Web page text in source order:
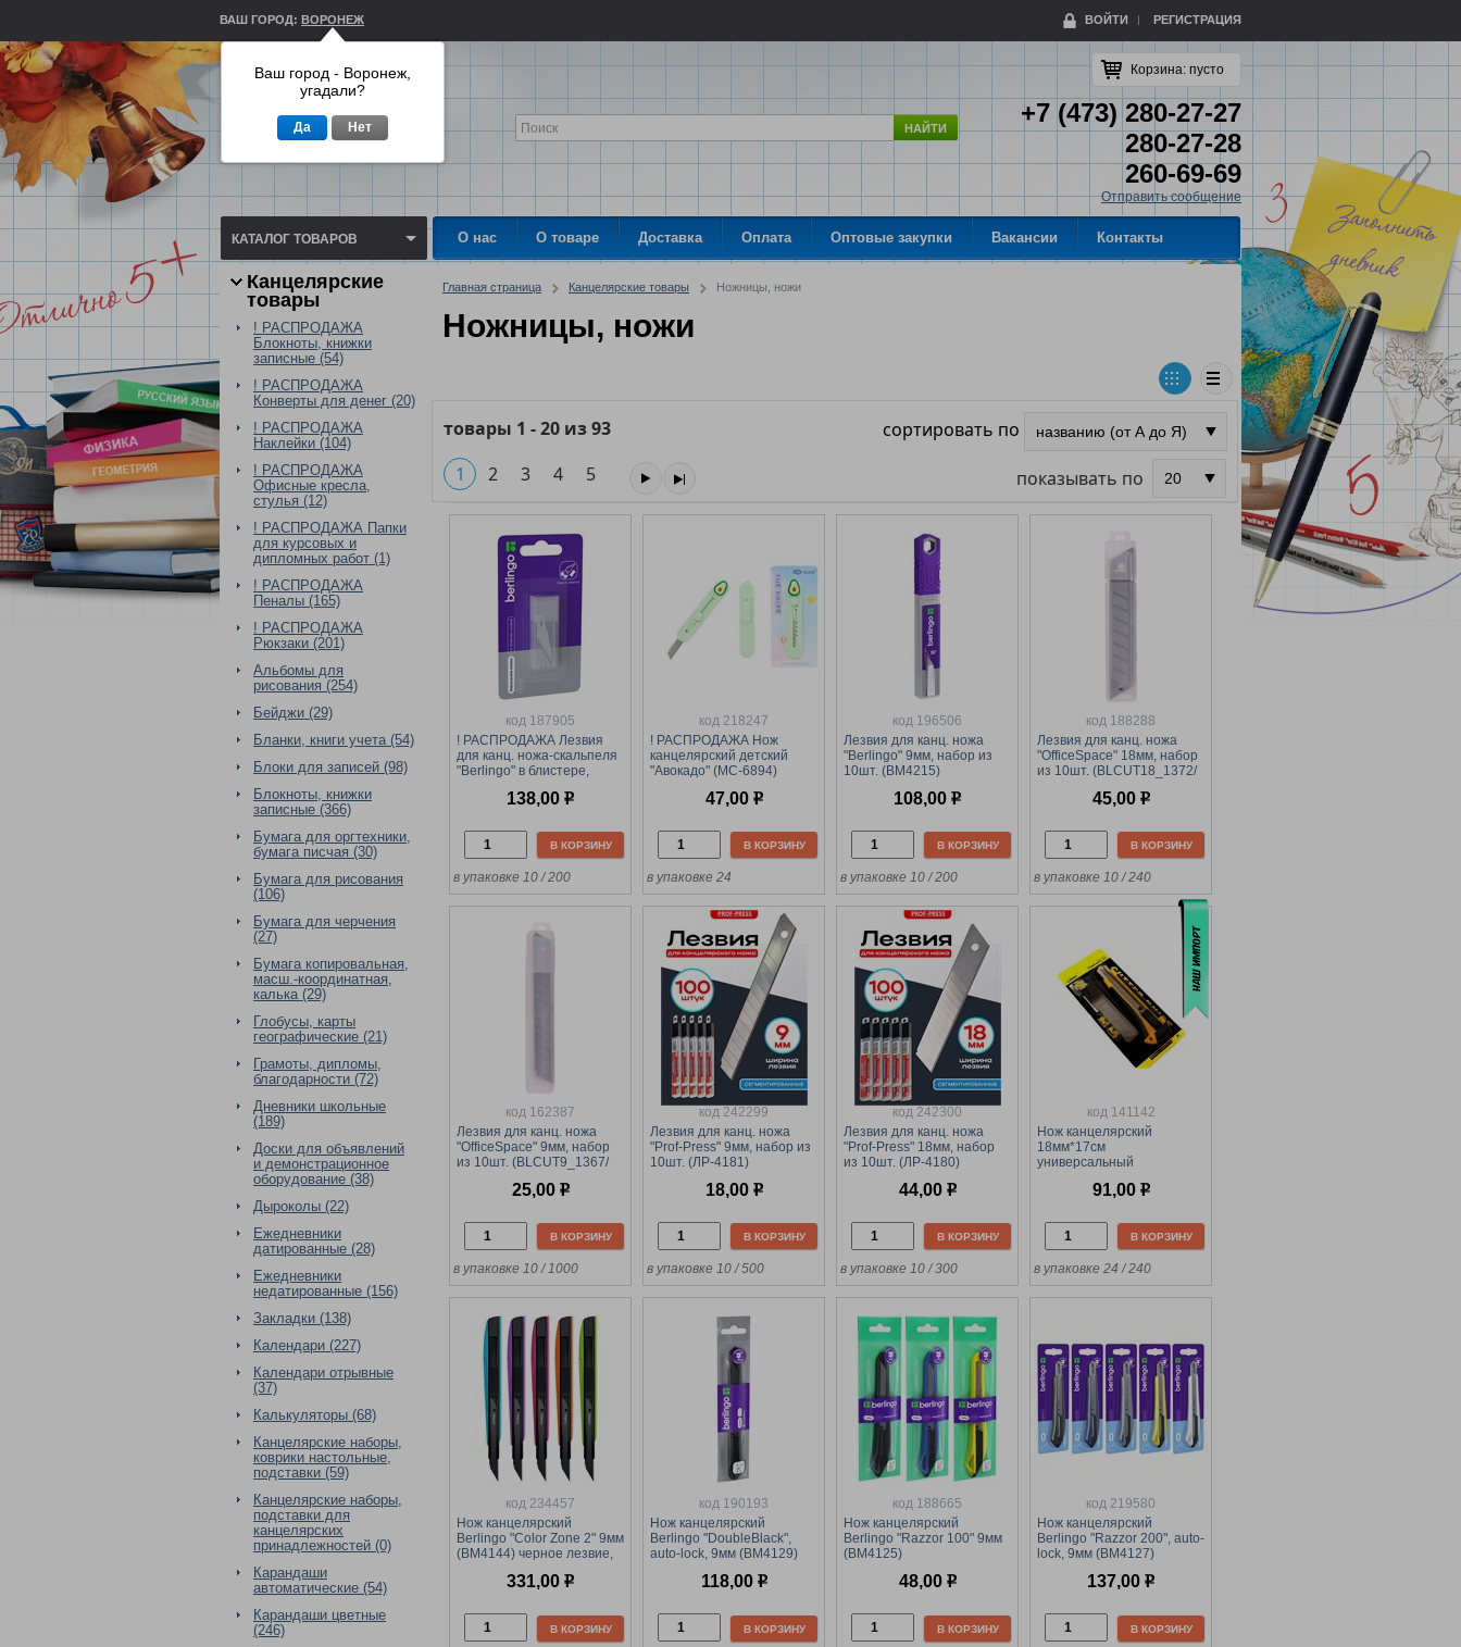
ВАШ ГОРОД: ВОРОНЕЖ ВОЙТИ РЕГИСТРАЦИЯ
НАЙТИ
Корзина: пусто
+7 (473) 280-27-27
280-27-28
260-69-69
Отправить сообщение
КАТАЛОГ ТОВАРОВ О нас О товаре Доставка Оплата Оптовые закупки Вакансии Контакты
Канцелярские
товары
! РАСПРОДАЖА
Блокноты, книжки
записные (54)
! РАСПРОДАЖА
Конверты для денег (20)
! РАСПРОДАЖА
Наклейки (104)
! РАСПРОДАЖА
Офисные кресла,
стулья (12)
! РАСПРОДАЖА Папки
для курсовых и
дипломных работ (1)
! РАСПРОДАЖА
Пеналы (165)
! РАСПРОДАЖА
Рюкзаки (201)
Альбомы для
рисования (254)
Бейджи (29)
Бланки, книги учета (54)
Блоки для записей (98)
Блокноты, книжки
записные (366)
Бумага для оргтехники,
бумага писчая (30)
Бумага для рисования
(106)
Бумага для черчения
(27)
Бумага копировальная,
масш.-координатная,
калька (29)
Глобусы, карты
географические (21)
Грамоты, дипломы,
благодарности (72)
Дневники школьные
(189)
Доски для объявлений
и демонстрационное
оборудование (38)
Дыроколы (22)
Ежедневники
датированные (28)
Ежедневники
недатированные (156)
Закладки (138)
Календари (227)
Календари отрывные
(37)
Калькуляторы (68)
Канцелярские наборы,
коврики настольные,
подставки (59)
Канцелярские наборы,
подставки для
канцелярских
принадлежностей (0)
Карандаши
автоматические (54)
Карандаши цветные
(246)
Главная страница Канцелярские товары Ножницы, ножи
Ножницы, ножи
сортировать по
товары 1 -20 из93
1
2 3 4 5 показывать по
код 187905
! РАСПРОДАЖА Лезвия
для канц. ножа-скальпеля
"Berlingo" в блистере,
европодвес (BM4213)
138,00 р
В КОРЗИНУ
в упаковке 10 / 200
код 218247
! РАСПРОДАЖА Нож
канцелярский детский
"Авокадо" (MC-6894)
47,00 р
В КОРЗИНУ
в упаковке 24
код 196506
Лезвия для канц. ножа
"Berlingo" 9мм, набор из
10шт. (BM4215)
108,00 р
В КОРЗИНУ
в упаковке 10 / 200
код 188288
Лезвия для канц. ножа
"OfficeSpace" 18мм, набор
из 10шт. (BLCUT18_1372/
45,00 р
В КОРЗИНУ
в упаковке 10 / 240
код 162387
Лезвия для канц. ножа
"OfficeSpace" 9мм, набор
из 10шт. (BLCUT9_1367/
25,00 р
В КОРЗИНУ
в упаковке 10 / 1000
код 242299
Лезвия для канц. ножа
"Prof-Press" 9мм, набор из
10шт. (ЛР-4181)
18,00 р
В КОРЗИНУ
в упаковке 10 / 500
код 242300
Лезвия для канц. ножа
"Prof-Press" 18мм, набор
из 10шт. (ЛР-4180)
44,00 р
В КОРЗИНУ
в упаковке 10 / 300
код 141142
Нож канцелярский
18мм*17см
универсальный
автофиксатор, резиновые
блистере
91,00 р
В КОРЗИНУ
в упаковке 24 / 240
код 234457
Нож канцелярский
Berlingo "Color Zone 2" 9мм
(BM4144) черное лезвие,
331,00 р
В КОРЗИНУ
код 190193
Нож канцелярский
Berlingo "DoubleBlack",
auto-lock, 9мм (BM4129)
корпус,черный
118,00 р
В КОРЗИНУ
код 188665
Нож канцелярский
Berlingo "Razzor 100" 9мм
(BM4125)
48,00 р
В КОРЗИНУ
код 219580
Нож канцелярский
Berlingo "Razzor 200", auto-
lock, 9мм (BM4127)
направл., корпус ассорти
137,00 р
В КОРЗИНУ
Ваш город - Воронеж,
угадали?
Да Нет